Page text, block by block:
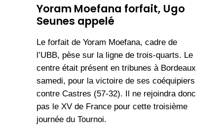
Yoram Moefana forfait, Ugo
Seunes appelé
Le forfait de Yoram Moefana, cadre de
l’UBB, pèse sur la ligne de trois-quarts. Le
centre était présent en tribunes à Bordeaux
samedi, pour la victoire de ses coéquipiers
contre Castres (57-32). Il ne rejoindra donc
pas le XV de France pour cette troisième
journée du Tournoi.